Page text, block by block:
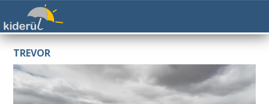
TREVOR